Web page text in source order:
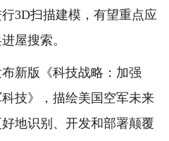
3D扫描建模，有望重点应
屋搜索。
新版《科技战略：加强
技》，描绘美国空军未来
地识别、开发和部署颠覆